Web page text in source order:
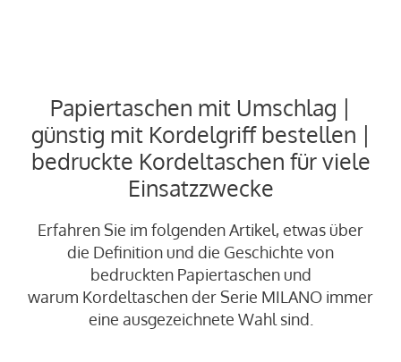
Papiertaschen mit Umschlag |
günstig mit Kordelgriff bestellen |
bedruckte Kordeltaschen für viele
Einsatzzwecke
Erfahren Sie im folgenden Artikel, etwas über
die Definition und die Geschichte von
bedruckten Papiertaschen und
warum Kordeltaschen der Serie MILANO immer
eine ausgezeichnete Wahl sind.